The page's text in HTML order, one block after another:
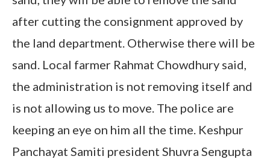
after cutting the consignment approved by
the land department. Otherwise there will be
sand. Local farmer Rahmat Chowdhury said,
the administration is not removing itself and
is not allowing us to move. The police are
keeping an eye on him all the time. Keshpur
Panchayat Samiti president Shuvra Sengupta